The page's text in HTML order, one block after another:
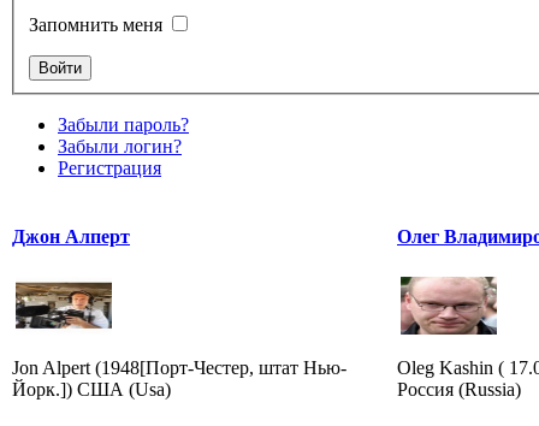
Запомнить меня
Забыли пароль?
Забыли логин?
Регистрация
Джон Алперт
Jon Alpert (1948[Порт-Честер, штат Нью-
Йорк.]) США (Usa)
Олег
Oleg Kashin (
Россия (Russia)